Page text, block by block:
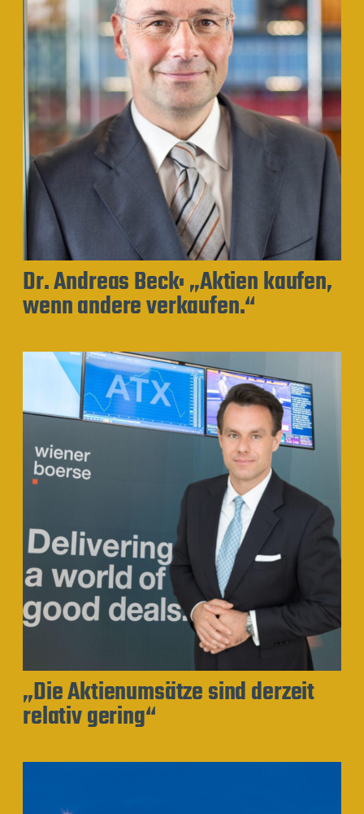
Dr. Andreas Beck: „Aktien kaufen,
wenn andere verkaufen.“
„Die Aktienumsätze sind derzeit
relativ gering“